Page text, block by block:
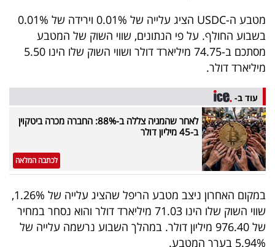
שיתופי
פעולה
דרושים
ניוזלטרים
אדום
מטבע ה-USDC הציג עלייה של 0.01% וירידה של 0.01%
בשבוע החולף. על פי הנתונים, שווי השוק של המטבע
מסתכם ב-74.75 מיליארד דולר ושווי השוק שלו הינו 5.50
מיליארד דולר.
עוד ב-
לאחר שהמניה צללה ב-88%: החברה מכרה ביטקוין
ב-45 מיליון דולר
לכתבה המלאה
במקום האחרון ניצב מטבע הריפל שהציג עלייה של 1.26%,
שווי השוק שלו הינו 71.03 מיליארד דולר והוא נסחר במחיר
של 976.40 מיליון דולר. במהלך השבוע נרשמה עלייה של
5.94% בערך המטבע.